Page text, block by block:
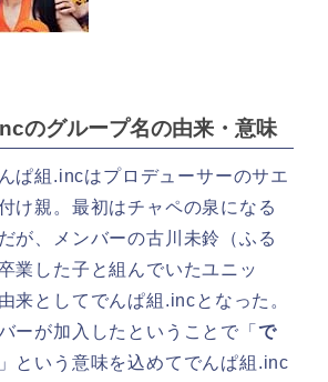
のグループ名の由来・意味
ぱ組.incはプロデューサーのサエ
け親。最初はチャペの泉になる
が、メンバーの古川未鈴（ふる
業した子と組んでいたユニッ
来としてでんぱ組.incとなった。
ーが加入したということで「 で
」という意味を込めてでんぱ組.inc